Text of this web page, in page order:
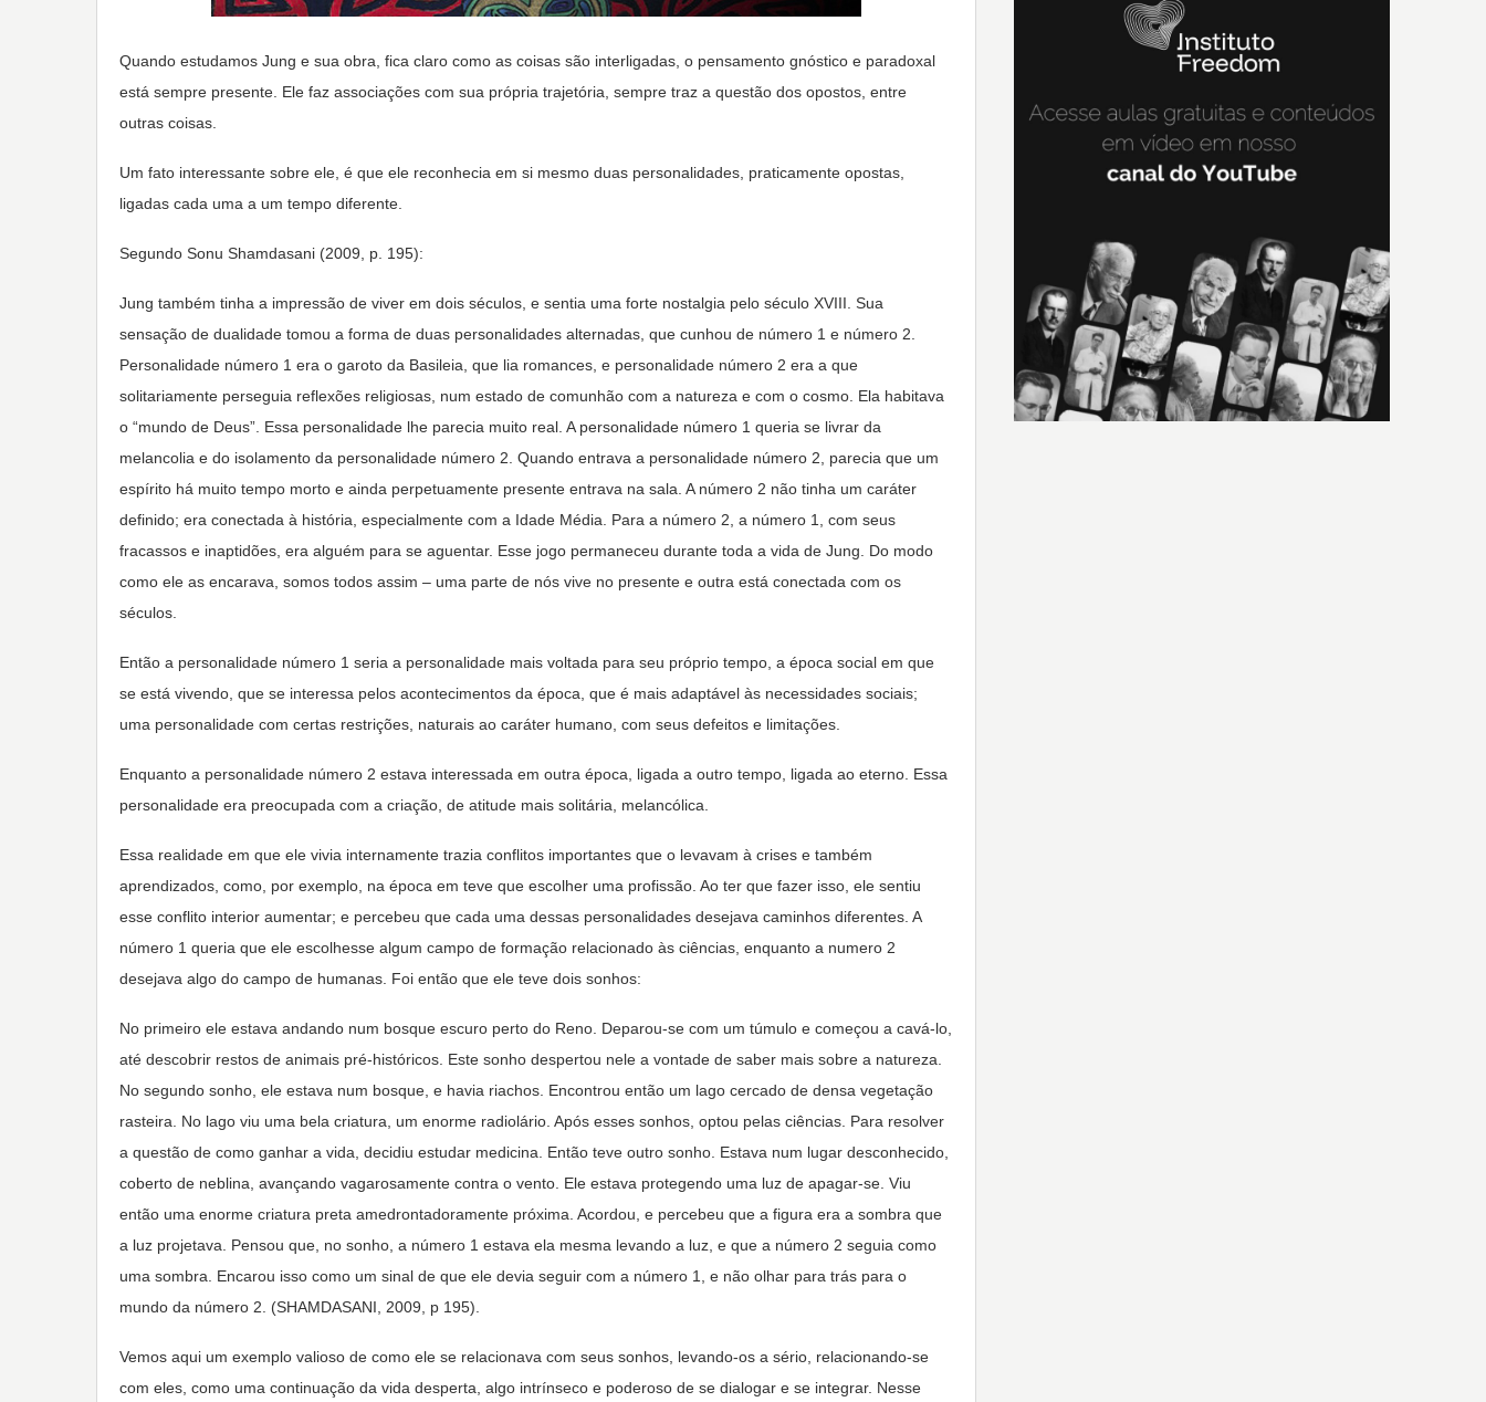
Quando estudamos Jung e sua obra, fica claro como as coisas são interligadas, o pensamento gnóstico e paradoxal
está sempre presente. Ele faz associações com sua própria trajetória, sempre traz a questão dos opostos, entre
outras coisas.
Um fato interessante sobre ele, é que ele reconhecia em si mesmo duas personalidades, praticamente opostas,
ligadas cada uma a um tempo diferente.
Segundo Sonu Shamdasani (2009, p. 195):
Jung também tinha a impressão de viver em dois séculos, e sentia uma forte nostalgia pelo século XVIII. Sua
sensação de dualidade tomou a forma de duas personalidades alternadas, que cunhou de número 1 e número 2.
Personalidade número 1 era o garoto da Basileia, que lia romances, e personalidade número 2 era a que
solitariamente perseguia reflexões religiosas, num estado de comunhão com a natureza e com o cosmo. Ela habitava
o “mundo de Deus”. Essa personalidade lhe parecia muito real. A personalidade número 1 queria se livrar da
melancolia e do isolamento da personalidade número 2. Quando entrava a personalidade número 2, parecia que um
espírito há muito tempo morto e ainda perpetuamente presente entrava na sala. A número 2 não tinha um caráter
definido; era conectada à história, especialmente com a Idade Média. Para a número 2, a número 1, com seus
fracassos e inaptidões, era alguém para se aguentar. Esse jogo permaneceu durante toda a vida de Jung. Do modo
como ele as encarava, somos todos assim – uma parte de nós vive no presente e outra está conectada com os
séculos.
Então a personalidade número 1 seria a personalidade mais voltada para seu próprio tempo, a época social em que
se está vivendo, que se interessa pelos acontecimentos da época, que é mais adaptável às necessidades sociais;
uma personalidade com certas restrições, naturais ao caráter humano, com seus defeitos e limitações.
Enquanto a personalidade número 2 estava interessada em outra época, ligada a outro tempo, ligada ao eterno. Essa
personalidade era preocupada com a criação, de atitude mais solitária, melancólica.
Essa realidade em que ele vivia internamente trazia conflitos importantes que o levavam à crises e também
aprendizados, como, por exemplo, na época em teve que escolher uma profissão. Ao ter que fazer isso, ele sentiu
esse conflito interior aumentar; e percebeu que cada uma dessas personalidades desejava caminhos diferentes. A
número 1 queria que ele escolhesse algum campo de formação relacionado às ciências, enquanto a numero 2
desejava algo do campo de humanas. Foi então que ele teve dois sonhos:
No primeiro ele estava andando num bosque escuro perto do Reno. Deparou-se com um túmulo e começou a cavá-lo,
até descobrir restos de animais pré-históricos. Este sonho despertou nele a vontade de saber mais sobre a natureza.
No segundo sonho, ele estava num bosque, e havia riachos. Encontrou então um lago cercado de densa vegetação
rasteira. No lago viu uma bela criatura, um enorme radiolário. Após esses sonhos, optou pelas ciências. Para resolver
a questão de como ganhar a vida, decidiu estudar medicina. Então teve outro sonho. Estava num lugar desconhecido,
coberto de neblina, avançando vagarosamente contra o vento. Ele estava protegendo uma luz de apagar-se. Viu
então uma enorme criatura preta amedrontadoramente próxima. Acordou, e percebeu que a figura era a sombra que
a luz projetava. Pensou que, no sonho, a número 1 estava ela mesma levando a luz, e que a número 2 seguia como
uma sombra. Encarou isso como um sinal de que ele devia seguir com a número 1, e não olhar para trás para o
mundo da número 2. (SHAMDASANI, 2009, p 195).
Vemos aqui um exemplo valioso de como ele se relacionava com seus sonhos, levando-os a sério, relacionando-se
com eles, como uma continuação da vida desperta, algo intrínseco e poderoso de se dialogar e se integrar. Nesse